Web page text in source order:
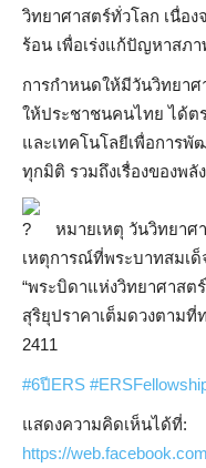
วิทยาศาสตร์ทั่วโลก เนื่อ
ร้อน เพื่อเร่งแก้ปัญหาสภ
การกำหนดให้มีวันวิทยา
ให้ประชาชนคนไทย ได้ต
และเทคโนโลยีเพื่อการพั
ทุกมิติ รวมถึงเรื่องของพลั
หมายเหตุ วันวิทยาศ
เหตุการณ์ที่พระบาทสมเด็
“พระบิดาแห่งวิทยาศาสต
สุริยุปราคาเต็มดวงตามที่
2411
#6ปีERS
แสดงความคิดเห็นได้ที่:
https://